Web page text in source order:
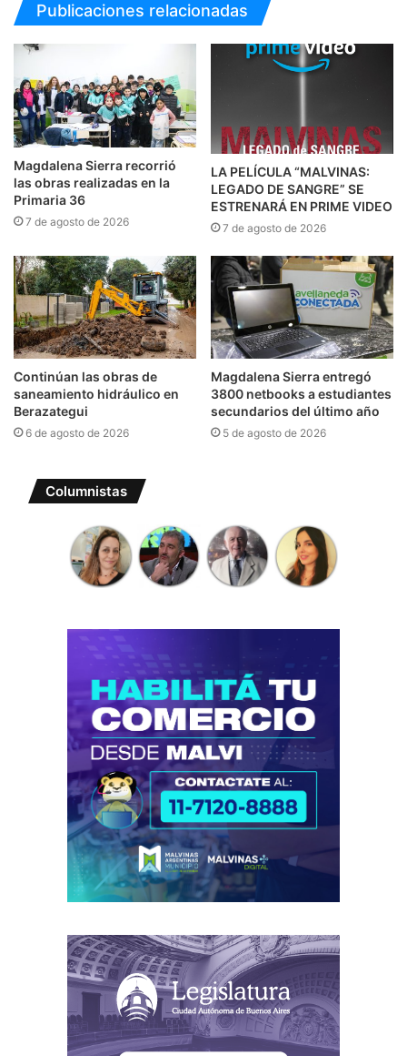
Publicaciones relacionadas
Magdalena Sierra recorrió
las obras realizadas en la
Primaria 36
7 de agosto de 2026
LA PELÍCULA “MALVINAS:
LEGADO DE SANGRE” SE
ESTRENARÁ EN PRIME VIDEO
7 de agosto de 2026
Continúan las obras de
saneamiento hidráulico en
Berazategui
6 de agosto de 2026
Magdalena Sierra entregó
3800 netbooks a estudiantes
secundarios del último año
5 de agosto de 2026
Columnistas